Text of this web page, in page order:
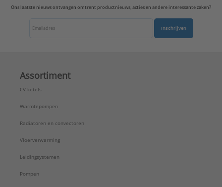
Ons laatste nieuws ontvangen omtrent productnieuws, acties en andere interessante zaken?
Inschrijven
Assortiment
CV-ketels
Warmtepompen
Radiatoren en convectoren
Vloerverwarming
Leidingsystemen
Pompen